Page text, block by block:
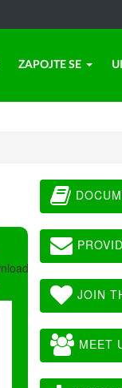
ZAPOJTE SE
JOIN
MEET